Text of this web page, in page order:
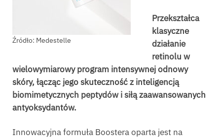
Źródło: Medestelle
Przekształca
klasyczne
działanie
retinolu w
wielowymiarowy program intensywnej odnowy
skóry, łącząc jego skuteczność z inteligencją
biomimetycznych peptydów i siłą zaawansowanych
antyoksydantów.
Innowacyjna formuła Boostera oparta jest na